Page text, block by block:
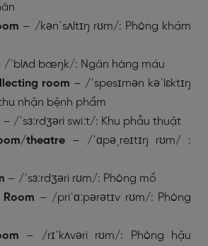
– /kənˈsʌltɪŋ rʊm/: Phòng khám
/ˈblʌd bæŋk/: Ngân hàng máu
room – /ˈspesɪmən kəˈlɛktɪŋ
nhận bệnh phẩm
– /ˈsɜːrdʒəri swiːt/: Khu phẫu thuật
theatre – /ˈɑpəˌreɪtɪŋ rʊm/ :
– /ˈsɜːrdʒəri rʊm/: Phòng mổ
Room – /priˈɑːpərətɪv rʊm/: Phòng
– /rɪˈkʌvəri rʊm/: Phòng hậu